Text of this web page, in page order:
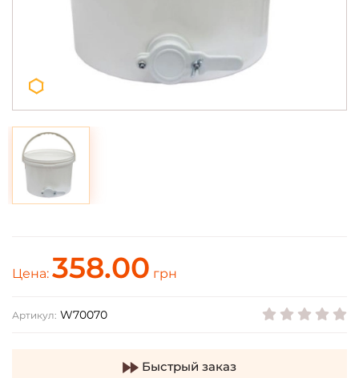
Цена: 358.00 грн
Артикул: W70070
Быстрый заказ